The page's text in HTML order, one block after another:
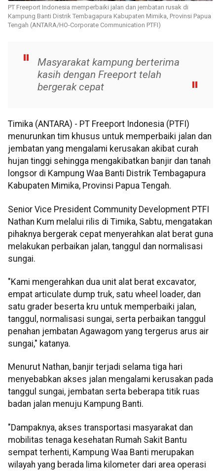
PT Freeport Indonesia memperbaiki jalan dan jembatan rusak di
Kampung Banti Distrik Tembagapura Kabupaten Mimika, Provinsi Papua
Tengah (ANTARA/HO-Corporate Communication PTFI)
Masyarakat kampung berterima
kasih dengan Freeport telah
bergerak cepat
Timika (ANTARA) - PT Freeport Indonesia (PTFI)
menurunkan tim khusus untuk memperbaiki jalan dan
jembatan yang mengalami kerusakan akibat curah
hujan tinggi sehingga mengakibatkan banjir dan tanah
longsor di Kampung Waa Banti Distrik Tembagapura
Kabupaten Mimika, Provinsi Papua Tengah.
Senior Vice President Community Development PTFI
Nathan Kum melalui rilis di Timika, Sabtu, mengatakan
pihaknya bergerak cepat menyerahkan alat berat guna
melakukan perbaikan jalan, tanggul dan normalisasi
sungai.
"Kami mengerahkan dua unit alat berat excavator,
empat articulate dump truk, satu wheel loader, dan
satu grader beserta kru untuk memperbaiki jalan,
tanggul, normalisasi sungai, serta perbaikan tanggul
penahan jembatan Agawagom yang tergerus arus air
sungai," katanya.
Menurut Nathan, banjir terjadi selama tiga hari
menyebabkan akses jalan mengalami kerusakan pada
tanggul sungai, jembatan serta beberapa titik ruas
badan jalan menuju Kampung Banti.
"Dampaknya, akses transportasi masyarakat dan
mobilitas tenaga kesehatan Rumah Sakit Bantu
sempat terhenti, Kampung Waa Banti merupakan
wilayah yang berada lima kilometer dari area operasi